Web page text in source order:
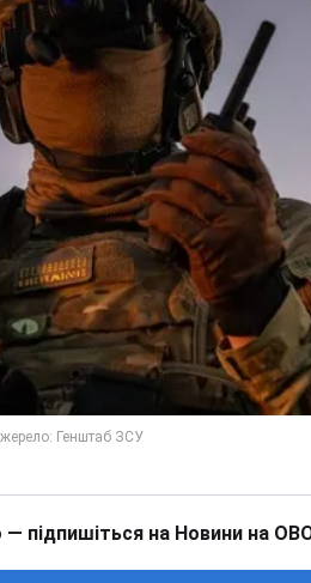
підпишіться на Новини на